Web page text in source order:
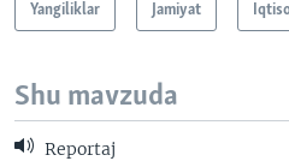
Yangiliklar Jamiyat
Shu mavzuda
Reportaj